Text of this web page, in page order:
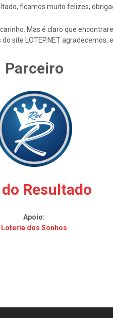
ficamos muito felizes,
Mas é claro que
site LOTEP.NET agradecemos,
Parceiro
do Resultado
Apoio:
Loteria dos Sonhos